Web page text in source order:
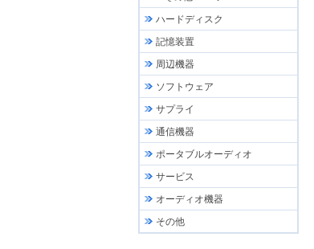
ハードディスク
記憶装置
周辺機器
ソフトウェア
サプライ
通信機器
ポータブルオーディオ
サービス
オーディオ機器
その他